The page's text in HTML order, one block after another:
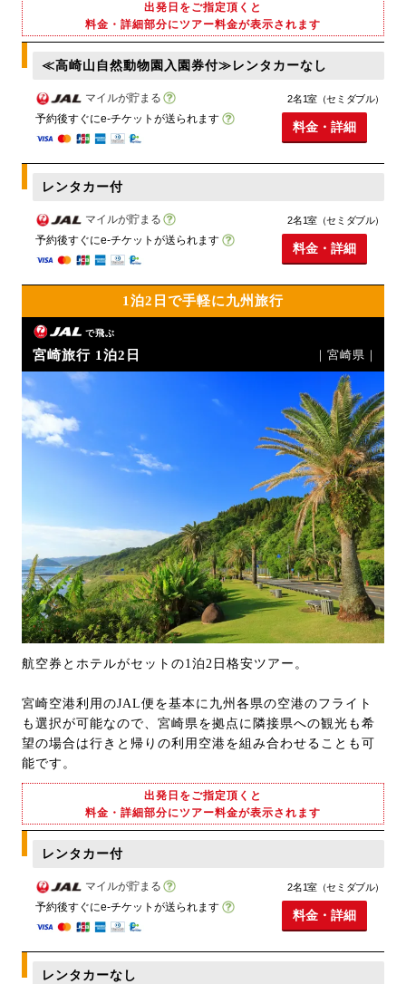
出発日をご指定頂くと
料金・詳細部分にツアー料金が表示されます
≪高崎山自然動物園入園券付≫レンタカーなし
マイルが貯まる
予約後すぐにe-チケットが送られます
2名1室（セミダブル）
料金・詳細
レンタカー付
マイルが貯まる
予約後すぐにe-チケットが送られます
2名1室（セミダブル）
料金・詳細
1泊2日で手軽に九州旅行
で飛ぶ
宮崎旅行 1泊2日 ｜宮崎県｜
航空券とホテルがセットの1泊2日格安ツアー。
宮崎空港利用のJAL便を基本に九州各県の空港のフライト
も選択が可能なので、宮崎県を拠点に隣接県への観光も希
望の場合は行きと帰りの利用空港を組み合わせることも可
能です。
出発日をご指定頂くと
料金・詳細部分にツアー料金が表示されます
レンタカー付
マイルが貯まる
予約後すぐにe-チケットが送られます
2名1室（セミダブル）
料金・詳細
レンタカーなし